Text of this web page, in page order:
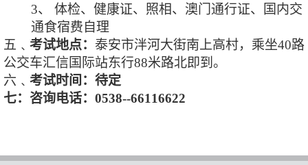
3、 体检、健康证、照相、澳门通行证、国内交
通食宿费自理
五﹑ 考试地点： 泰安市泮河大街南上高村，乘坐40路
公交车汇信国际站东行88米路北即到。
六﹑ 考试时间： 待定
七： 咨询电话： 0538--66116622